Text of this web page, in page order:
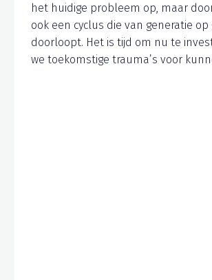
het huidige probleem op, maar
ook een cyclus die van generatie op
doorloopt. Het is tijd om nu te
we toekomstige trauma’s voor